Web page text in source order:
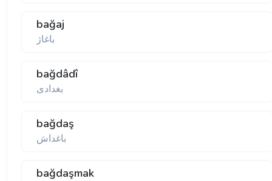
bağaj
باغاژ
bağdâdî
بغدادی
bağdaş
باغداش
bağdaşmak